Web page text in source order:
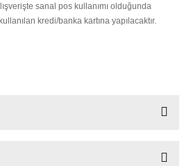
sanal pos kullanımı olduğunda
kredi/banka kartına yapılacaktır.